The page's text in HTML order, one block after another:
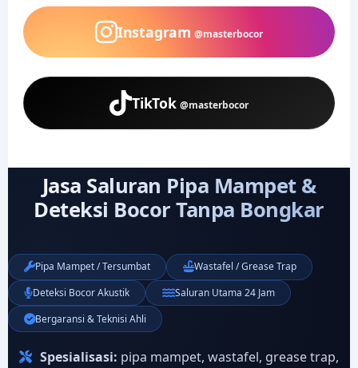
Instagram @masterbocor
TikTok @masterbocor
Jasa Saluran Pipa Mampet &
Deteksi Bocor Tanpa Bongkar
Pipa Mampet / Tersumbat
Wastafel / Grease Trap
Deteksi Bocor Akustik
Saluran Utama 24 Jam
Bergaransi & Teknisi Ahli
Spesialisasi: pipa mampet, wastafel, grease trap,